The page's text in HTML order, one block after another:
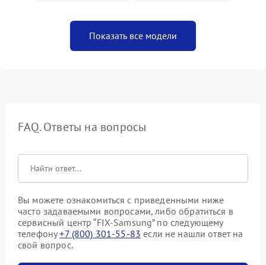
Показать все модели
FAQ. Ответы на вопросы
Вы можете ознакомиться с приведенными ниже
часто задаваемыми вопросами, либо обратиться в
сервисный центр “FIX-Samsung” по следующему
телефону+7 (800) 301-55-83 если не нашли ответ на
свой вопрос.